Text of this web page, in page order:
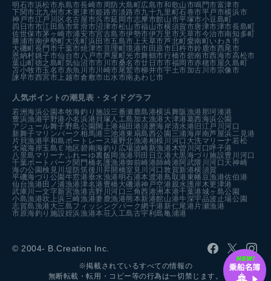
明石市浜松市糸島市長崎市周防大島町広島市和歌山市鳴門市富津市
下関市北九州市木更津市姫路市淡路市九十九里町石巻市平戸市横浜市
神戸市江戸川区 名古屋市呉市延岡市志摩市館山市平塚市小豆島町
四日市市江田島市常滑市沼津市松山市福山市横須賀市唐津市津市長島町
佐世保市茅ヶ崎市浦安市宮古島市伊勢市伊万里市天草市今治市南知多町
勝浦市南伊勢町大洗町浜田市五島市 上天草市芦北町愛南町いわき市
大磯町長門市千葉市焼津市亘理町境港市 田原市 臼杵市鈴鹿市西尾市
恩納村銚子市仙台市八戸市芦屋町光市舞鶴市行橋市碧南市西海市高松市
葉山町徳之島町気仙沼市市川市桑名市廿日市市福岡市赤穂市屋久島町
苫小牧市玉名市糸魚川市川崎市尾鷲市柳井市宇土市加古川市宗像市
諫早市西宮市 上越市倉敷市出水市南あわじ市
人気ポイントの潮見表・タイドグラフ
若洲海浜公園本牧海釣り施設三番瀬 鹿島港横浜舞阪漁港 那珂湊港
豊浜漁港宇野港小名浜港 貝塚人工島 加太漁港 大津港葛西海浜公園
アジュール舞子野島公園 閖上港福田港須磨海岸清水港 旧江戸川河口
新舞子マリンパーク 相馬港 三池港東扇島西公園 三浦海岸南芦屋浜二見港
片貝漁港平和島ボートレース場野北漁港相模川河口 大洗マリーナ若松
大蔵海岸玉島Ｅ地区 碧南海釣り広場波崎新漁港木曽川河口 呼子港
八景島マリーナふれーゆ裏飯岡漁港羽田 日立港 大黒海づり施設豊川河口
千葉ポートパーク 関門橋名護漁港御前崎港師崎港 阿武隈川河口 天神崎
海の公園検見川堤防筑後川昇開橋室見川河口敦賀新港横須賀
平磯海づり公園 牛窓港垂水漁港 明石港本渡港鳥取港 東幡豆漁港佐伯港
仙台漁港 田ノ浦漁港津名港 豊橋 大磯港神戸空港親水護岸木更津港
武庫川一文字新宮漁港吉野川河口 三角西港洲本港千葉港城ヶ島公園
小島漁港吹上浜三崎漁港妻鹿漁港熊本新港館山港牛深宇品波止場公園
志賀島漁港 大三島フィッシングパーク網干港 新仁尾港 片瀬漁港
市原海釣り施設姪浜漁港本荘人工島古宇利島亀浦港
© 2004- B.Creation Inc.
※掲載されているすべての情報の
無断転載・転用・コピー等の行為は一切禁じます。